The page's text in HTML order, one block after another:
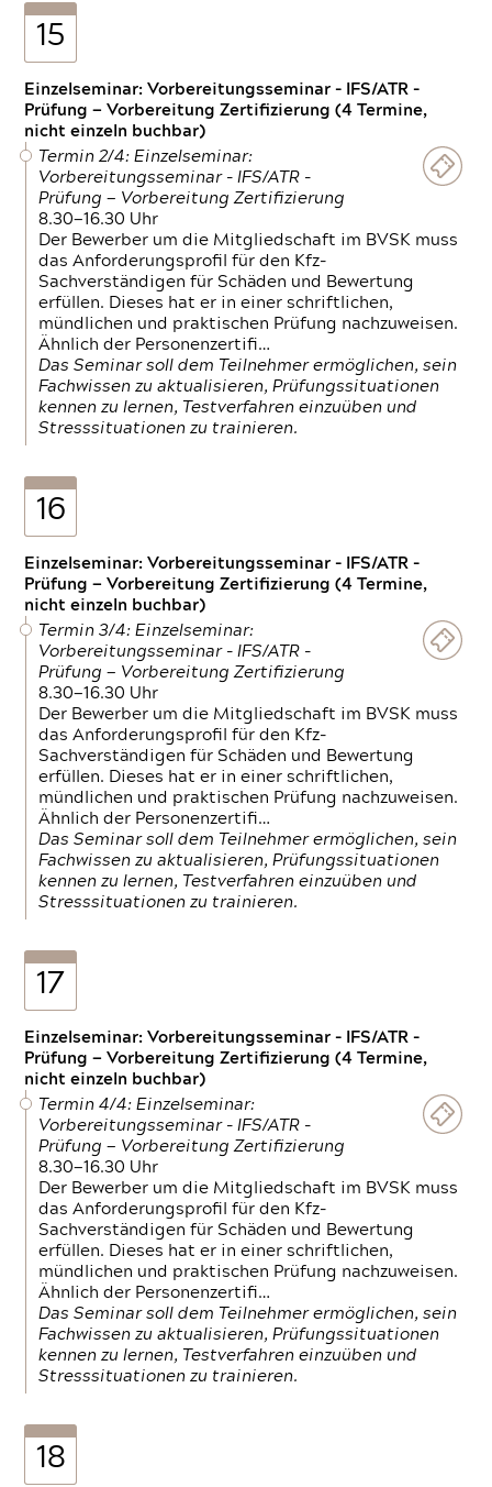
15
Einzelseminar: Vorbereitungsseminar - IFS/ATR -
Prüfung — Vorbereitung Zertifizierung (4 Termine,
nicht einzeln buchbar)
Termin 2/4: Einzelseminar:
Vorbereitungsseminar - IFS/ATR -
Prüfung — Vorbereitung Zertifizierung
8.30—16.30 Uhr
Der Bewerber um die Mitgliedschaft im BVSK muss
das Anforderungsprofil für den Kfz-
Sachverständigen für Schäden und Bewertung
erfüllen. Dieses hat er in einer schriftlichen,
mündlichen und praktischen Prüfung nachzuweisen.
Ähnlich der Personenzertifi…
Das Seminar soll dem Teilnehmer ermöglichen, sein
Fachwissen zu aktualisieren, Prüfungssituationen
kennen zu lernen, Testverfahren einzuüben und
Stresssituationen zu trainieren.
16
Einzelseminar: Vorbereitungsseminar - IFS/ATR -
Prüfung — Vorbereitung Zertifizierung (4 Termine,
nicht einzeln buchbar)
Termin 3/4: Einzelseminar:
Vorbereitungsseminar - IFS/ATR -
Prüfung — Vorbereitung Zertifizierung
8.30—16.30 Uhr
Der Bewerber um die Mitgliedschaft im BVSK muss
das Anforderungsprofil für den Kfz-
Sachverständigen für Schäden und Bewertung
erfüllen. Dieses hat er in einer schriftlichen,
mündlichen und praktischen Prüfung nachzuweisen.
Ähnlich der Personenzertifi…
Das Seminar soll dem Teilnehmer ermöglichen, sein
Fachwissen zu aktualisieren, Prüfungssituationen
kennen zu lernen, Testverfahren einzuüben und
Stresssituationen zu trainieren.
17
Einzelseminar: Vorbereitungsseminar - IFS/ATR -
Prüfung — Vorbereitung Zertifizierung (4 Termine,
nicht einzeln buchbar)
Termin 4/4: Einzelseminar:
Vorbereitungsseminar - IFS/ATR -
Prüfung — Vorbereitung Zertifizierung
8.30—16.30 Uhr
Der Bewerber um die Mitgliedschaft im BVSK muss
das Anforderungsprofil für den Kfz-
Sachverständigen für Schäden und Bewertung
erfüllen. Dieses hat er in einer schriftlichen,
mündlichen und praktischen Prüfung nachzuweisen.
Ähnlich der Personenzertifi…
Das Seminar soll dem Teilnehmer ermöglichen, sein
Fachwissen zu aktualisieren, Prüfungssituationen
kennen zu lernen, Testverfahren einzuüben und
Stresssituationen zu trainieren.
18